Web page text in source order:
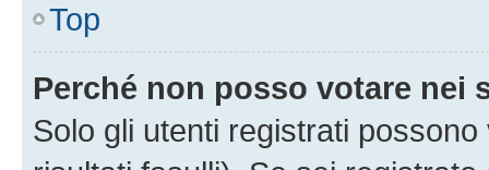
Top
Perché non posso votare nei
Solo gli utenti registrati